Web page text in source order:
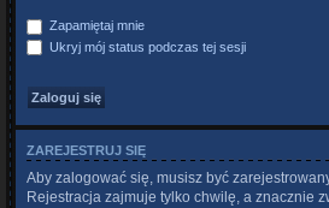
Zapamiętaj mnie
Ukryj mój status podczas tej sesji
ZAREJESTRUJ SIĘ
Aby zalogować się, musisz być
Rejestracja zajmuje tylko chwilę, a znacznie